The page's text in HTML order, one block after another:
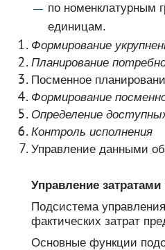
по номенклатурным
единицам.
Формирование
Планирование
Посменное
Формирование
Определение
Контроль исполнения
Управление данными
Управление
Подсистема
фактических затрат
Основные функции